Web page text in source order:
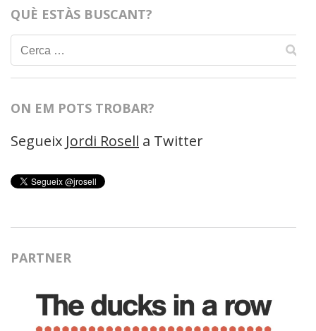
QUÈ ESTÀS BUSCANT?
Cerca:
ON EM POTS TROBAR?
Segueix Jordi Rosell a Twitter
PARTNER